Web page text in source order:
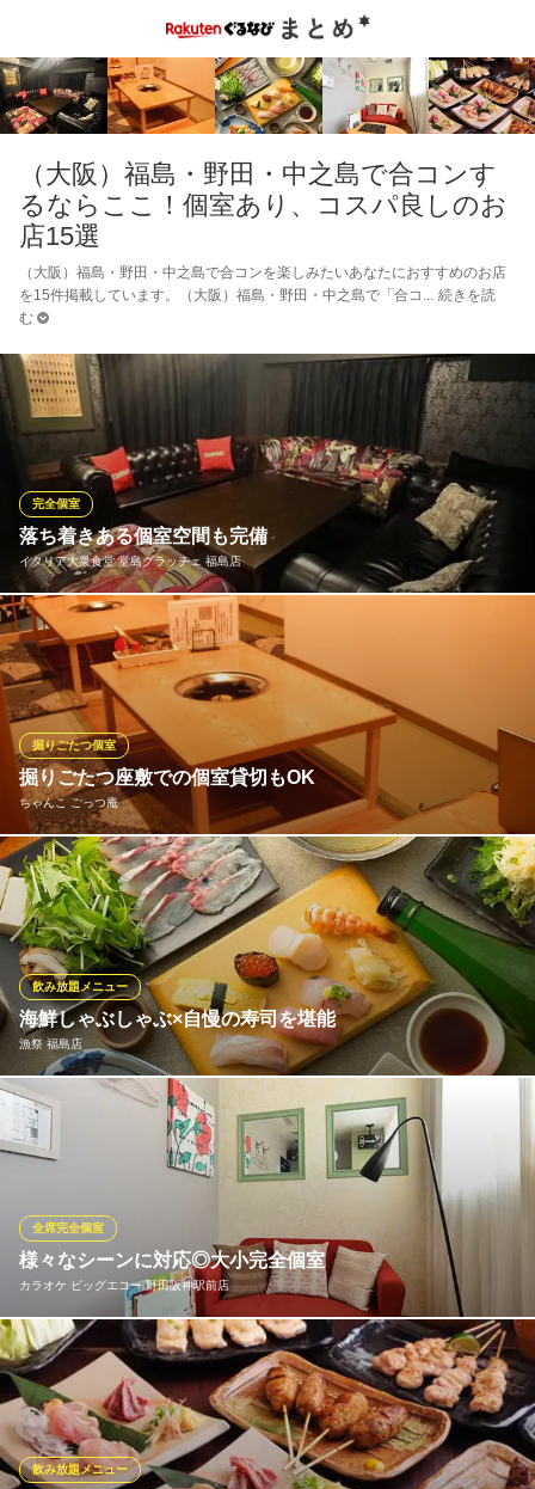
（大阪）福島・野田・中之島で合コンす
るならここ！個室あり、コスパ良しのお
店15選
（大阪）福島・野田・中之島で合コンを楽しみたいあなたにおすすめのお店
を15件掲載しています。（大阪）福島・野田・中之島で「合コ
続きを読
む
落ち着きある個室空間も完備
イタリア大衆食堂 堂島グラッチェ 福島店
完全個室
都会の喧騒を忘れさせてくれる「秘密の個室」は、8〜10名様での
少人数グループに最適です。周りを気にせずゆったりと会話を楽
しめるプライベートな空間は、お誕生日会や大切なお集まりにも
喜ばれています。温かみのある照明が包む落ち着いた雰囲気の中
で、親しい方々と至福のひとときをゆっくりとお過ごしいただけ
ます。
※こちらは夜のみのこだわりです。
イタリア大衆食堂 堂島グラッチェ 福島店
イタリアンバル・食堂
ＪＲ大阪環状線福島駅 徒歩2分
大阪府大阪市福島区福島5-6-6
掘りごたつ座敷での個室貸切もOK
ちゃんこ ごっつ庵
掘りごたつ個室
仕切りで２名様から個室感覚も はずせば掘りごたつの奥座敷は
１２名様から貸しきり個室として使って頂けます。最大14名様ま
で可能ですので、お気軽にご相談ください。
ちゃんこ ごっつ庵
本格ちゃんこ
阪神本線野田駅 徒歩3分
大阪府大阪市福島区海老江1-3-11
海鮮しゃぶしゃぶ×自慢の寿司を堪能
漁祭 福島店
飲み放題メニュー
季節ごとに届く、獲れたての旬魚を使用したコース！上品な出汁
にくぐらせつつ、凝縮した魚の旨みが堪能できる自慢の海鮮しゃ
ぶしゃぶや、経験豊かな職人が握る寿司をご提供するご宴会コー
スで、ぜひ魚の“本当の美味しさ”をご堪能ください。コースは 3,0
00円～4,000円にて、多彩にご用意しています。
漁祭 福島店
寿司バル × 日本酒
ＪＲ大阪環状線福島駅 徒歩3分
大阪府大阪市福島区福島7-14-19 福島駅前ビル1F
様々なシーンに対応◎大小完全個室
カラオケ ビッグエコー 野田阪神駅前店
全席完全個室
★全席ソファー完全個室★インテリアだけでなく居心地の良さに
もこだわった、コンセプトルームを完備！なかでも『エレガント
ルーム』は、カラオケとは思えないカワイイ内装が大好評♪※写真
はイメージです。店舗によりルームが異なる場合がございますの
でご了承ください。
飲み放題メニュー